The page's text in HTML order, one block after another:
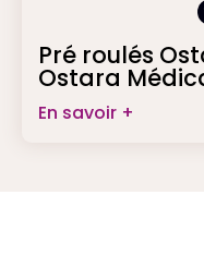
Pré roulés
Ostara
En savoir +